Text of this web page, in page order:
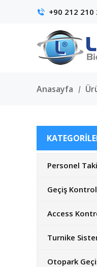
+90 212 210
Anasayfa
Personel
Geçiş
Access
Turnike
Otopark